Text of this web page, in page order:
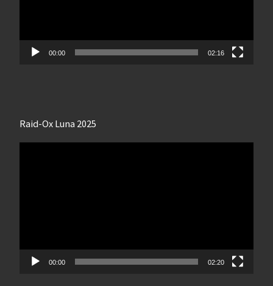
00:00 02:16
Raid-Ox Luna 2025
00:00 02:20